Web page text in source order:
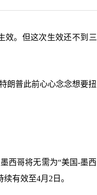
效。但这次生效还不到三
朗普此前心心念念想要扭
西哥将无需为“美国-墨西
有效至4月2日。